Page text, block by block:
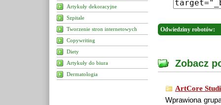
Artykuły dekoracyjne
Szpitale
Tworzenie stron internetowych
Copywriting
Diety
Artykuły do biura
Dermatologia
Odwiedziny robotów:
Zobacz
ArtCore
Wprawiona